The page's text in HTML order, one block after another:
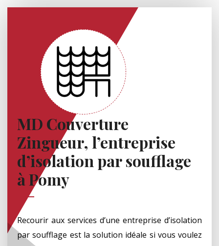
MD Couverture
Zingueur, l’entreprise
d’isolation par soufflage
à Pomy
Recourir aux services d’une entreprise d’isolation
par soufflage est la solution idéale si vous voulez